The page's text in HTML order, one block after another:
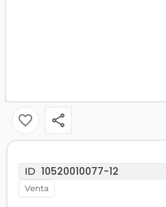
ID 10520010077-12
venta